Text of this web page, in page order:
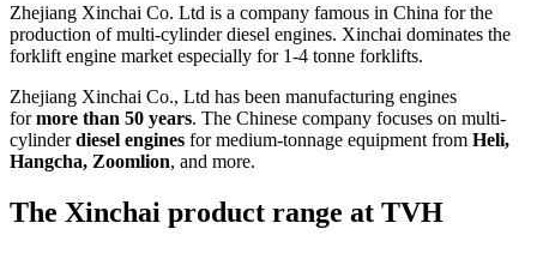
Zhejiang Xinchai Co. Ltd is a company famous in China for the
production of multi-cylinder diesel engines. Xinchai dominates the
forklift engine market especially for 1-4 tonne forklifts.
Zhejiang Xinchai Co., Ltd has been manufacturing engines
formore than 50 years. The Chinese company focuses on multi-
cylinderdiesel engines for medium-tonnage equipment from Heli,
Hangcha, Zoomlion, and more.
The Xinchai product range at TVH